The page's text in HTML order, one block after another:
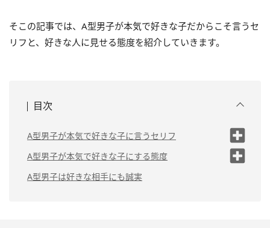
そこの記事では、A型男子が本気で好きな子だからこそ言うセ
リフと、好きな人に見せる態度を紹介していきます。
目次
A型男子が本気で好きな子に言うセリフ
（1）「ずっと一緒にいたい」
（2）「一生大切にする」
A型男子が本気で好きな子にする態度
（1）積極的に話しかけてくる
A型男子は好きな相手にも誠実